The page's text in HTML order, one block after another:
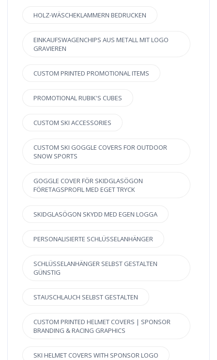
HOLZ-WÄSCHEKLAMMERN BEDRUCKEN
EINKAUFSWAGENCHIPS AUS METALL MIT LOGO
GRAVIEREN
CUSTOM PRINTED PROMOTIONAL ITEMS
PROMOTIONAL RUBIK'S CUBES
CUSTOM SKI ACCESSORIES
CUSTOM SKI GOGGLE COVERS FOR OUTDOOR
SNOW SPORTS
GOGGLE COVER FÖR SKIDGLASÖGON
FÖRETAGSPROFIL MED EGET TRYCK
SKIDGLASÖGON SKYDD MED EGEN LOGGA
PERSONALISIERTE SCHLÜSSELANHÄNGER
SCHLÜSSELANHÄNGER SELBST GESTALTEN
GÜNSTIG
STAUSCHLAUCH SELBST GESTALTEN
CUSTOM PRINTED HELMET COVERS | SPONSOR
BRANDING & RACING GRAPHICS
SKI HELMET COVERS WITH SPONSOR LOGO